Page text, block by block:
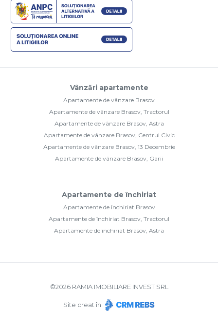
Vânzări apartamente
Apartamente de vânzare Brasov
Apartamente de vânzare Brasov, Tractorul
Apartamente de vânzare Brasov, Astra
Apartamente de vânzare Brasov, Centrul Civic
Apartamente de vânzare Brasov, 13 Decembrie
Apartamente de vânzare Brasov, Garii
Apartamente de închiriat
Apartamente de închiriat Brasov
Apartamente de închiriat Brasov, Tractorul
Apartamente de închiriat Brasov, Astra
©2026RAMIA IMOBILIARE INVEST SRL
Site creat în